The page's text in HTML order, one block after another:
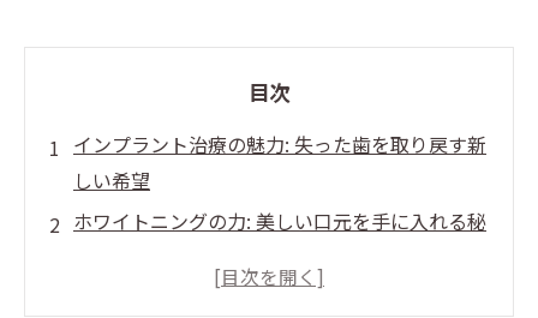
目次
インプラント治療の魅力: 失った歯を取り戻す新
しい希望
ホワイトニングの力: 美しい口元を手に入れる秘
インプラントとホワイトニングの相性: 最高の笑